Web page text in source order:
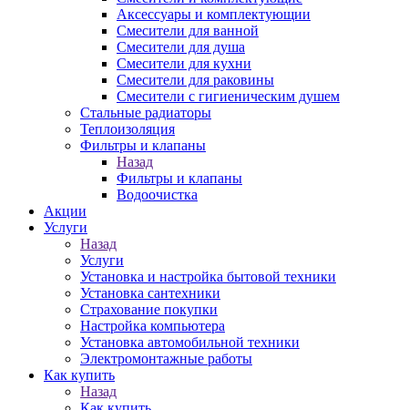
Аксессуары и комплектующии
Смесители для ванной
Смесители для душа
Смесители для кухни
Смесители для раковины
Смесители с гигиеническим душем
Стальные радиаторы
Теплоизоляция
Фильтры и клапаны
Назад
Фильтры и клапаны
Водоочистка
Акции
Услуги
Назад
Услуги
Установка и настройка бытовой техники
Установка сантехники
Страхование покупки
Настройка компьютера
Установка автомобильной техники
Электромонтажные работы
Как купить
Назад